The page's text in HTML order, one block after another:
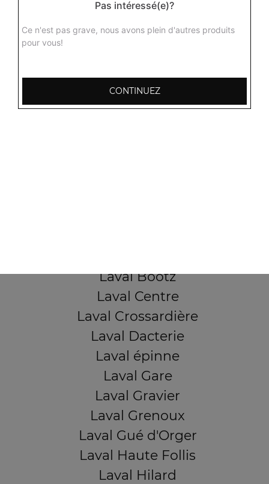
Laval Bootz
Laval Centre
Laval Crossardière
Laval Dacterie
Laval épinne
Laval Gare
Laval Gravier
Laval Grenoux
Laval Gué d'Orger
Laval Haute Follis
Laval Hilard
Pas intéressé(e)?
Ce n'est pas grave, nous avons plein d'autres produits
pour vous!
CONTINUEZ